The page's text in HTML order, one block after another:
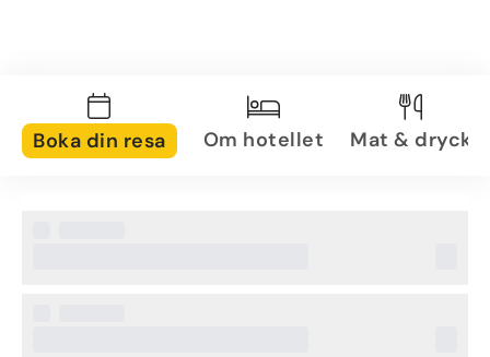
Boka din resa Om hotellet Mat & dryck